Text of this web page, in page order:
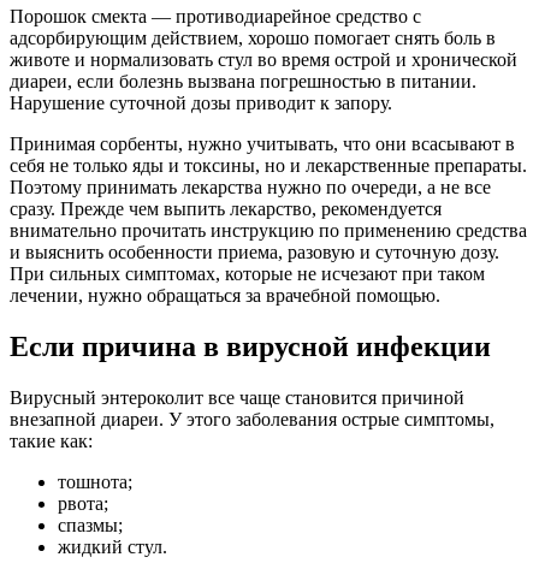
Порошок смекта — противодиарейное средство с
адсорбирующим действием, хорошо помогает снять боль в
животе и нормализовать стул во время острой и хронической
диареи, если болезнь вызвана погрешностью в питании.
Нарушение суточной дозы приводит к запору.
Принимая сорбенты, нужно учитывать, что они всасывают в
себя не только яды и токсины, но и лекарственные препараты.
Поэтому принимать лекарства нужно по очереди, а не все
сразу. Прежде чем выпить лекарство, рекомендуется
внимательно прочитать инструкцию по применению средства
и выяснить особенности приема, разовую и суточную дозу.
При сильных симптомах, которые не исчезают при таком
лечении, нужно обращаться за врачебной помощью.
Если причина в вирусной инфекции
Вирусный энтероколит все чаще становится причиной
внезапной диареи. У этого заболевания острые симптомы,
такие как:
тошнота;
рвота;
спазмы;
жидкий стул.